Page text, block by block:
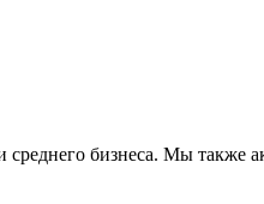
бизнеса. Мы также